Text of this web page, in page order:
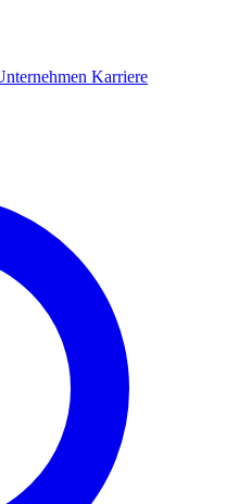
Karriere